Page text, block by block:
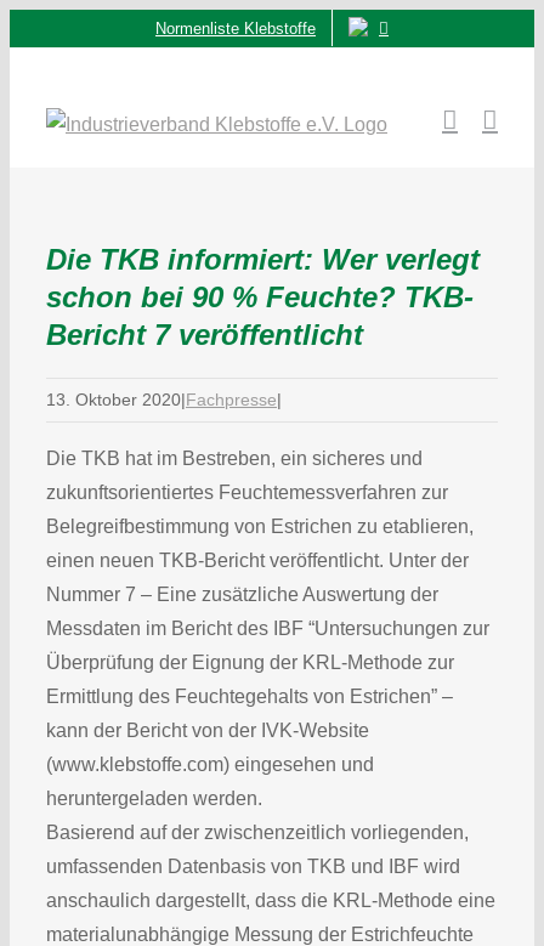
Normenliste Klebstoffe
Die TKB informiert: Wer verlegt
schon bei 90 % Feuchte? TKB-
Bericht 7 veröffentlicht
13. Oktober 2020|Fachpresse|
Die TKB hat im Bestreben, ein sicheres und
zukunftsorientiertes Feuchtemessverfahren zur
Belegreifbestimmung von Estrichen zu etablieren,
einen neuen TKB-Bericht veröffentlicht. Unter der
Nummer 7 – Eine zusätzliche Auswertung der
Messdaten im Bericht des IBF “Untersuchungen zur
Überprüfung der Eignung der KRL-Methode zur
Ermittlung des Feuchtegehalts von Estrichen” –
kann der Bericht von der IVK-Website
(www.klebstoffe.com) eingesehen und
heruntergeladen werden.
Basierend auf der zwischenzeitlich vorliegenden,
umfassenden Datenbasis von TKB und IBF wird
anschaulich dargestellt, dass die KRL-Methode eine
materialunabhängige Messung der Estrichfeuchte